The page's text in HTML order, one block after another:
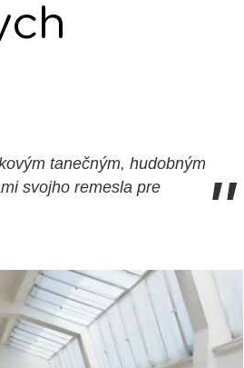
tanečným, hudobným
svojho remesla pre
"